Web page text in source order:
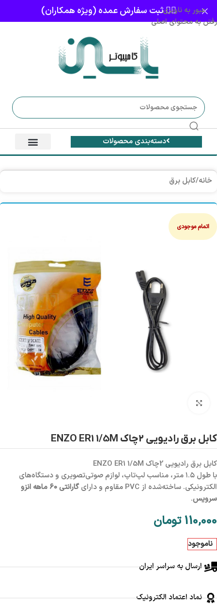
عبور به ناوبری
رفتن به محتوای اصلی
👈🏻 ثبت سفارش عمده (ویژه همکاران)
دسته‌بندی محصولات
خانه/کابل برق
اتمام موجودی
کابل برق رادیویی 2چاک ENZO ER1 1/5M
کابل برق رادیویی 2چاک ENZO ER1 1/5M
با طول ۱.۵ متر، مناسب لپ‌تاپ، لوازم صوتی‌تصویری و دستگاه‌های
الکترونیکی. ساخته‌شده از PVC مقاوم و دارای
گارانتی ۶۰ ماهه انزو
سرویس.
110,000 تومان
ناموجود
ارسال به سراسر ایران
نماد اعتماد الکترونیک